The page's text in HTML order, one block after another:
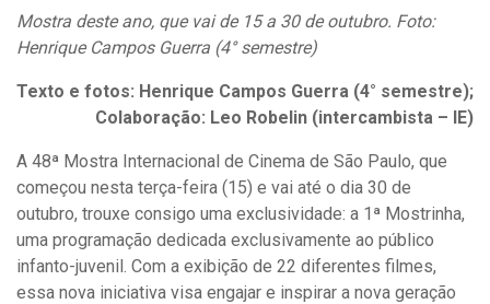
Mostra deste ano, que vai de 15 a 30 de outubro. Foto:
Henrique Campos Guerra (4° semestre)
Texto e fotos: Henrique Campos Guerra (4° semestre);
Colaboração: Leo Robelin (intercambista – IE)
A 48ª Mostra Internacional de Cinema de São Paulo, que
começou nesta terça-feira (15) e vai até o dia 30 de
outubro, trouxe consigo uma exclusividade: a 1ª Mostrinha,
uma programação dedicada exclusivamente ao público
infanto-juvenil. Com a exibição de 22 diferentes filmes,
essa nova iniciativa visa engajar e inspirar a nova geração